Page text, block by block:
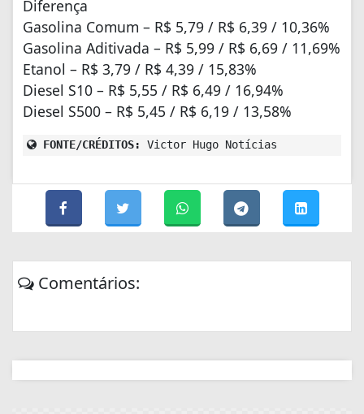
Diferença
Gasolina Comum – R$ 5,79 / R$ 6,39 / 10,36%
Gasolina Aditivada – R$ 5,99 / R$ 6,69 / 11,69%
Etanol – R$ 3,79 / R$ 4,39 / 15,83%
Diesel S10 – R$ 5,55 / R$ 6,49 / 16,94%
Diesel S500 – R$ 5,45 / R$ 6,19 / 13,58%
FONTE/CRÉDITOS: Victor Hugo Notícias
Comentários: